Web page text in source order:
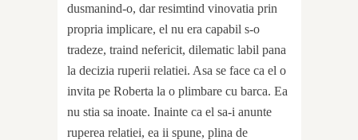
dusmanind-o, dar resimtind vinovatia prin
propria implicare, el nu era capabil s-o
tradeze, traind nefericit, dilematic labil pana
la decizia ruperii relatiei. Asa se face ca el o
invita pe Roberta la o plimbare cu barca. Ea
nu stia sa inoate. Inainte ca el sa-i anunte
ruperea relatiei, ea ii spune, plina de